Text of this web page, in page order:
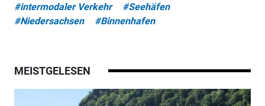
#intermodaler Verkehr
#Seehäfen
#Niedersachsen
#Binnenhafen
MEISTGELESEN